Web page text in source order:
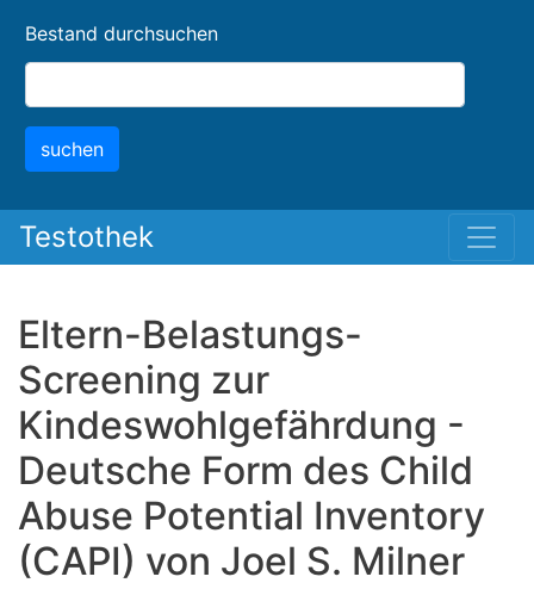
content
Bestand durchsuchen
suchen
Testothek
Eltern-Belastungs-
Screening zur
Kindeswohlgefährdung -
Deutsche Form des Child
Abuse Potential Inventory
(CAPI) von Joel S. Milner